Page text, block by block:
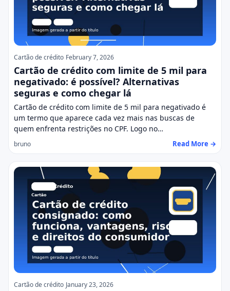
Cartão de crédito February 7, 2026
Cartão de crédito com limite de 5 mil para
negativado: é possível? Alternativas
seguras e como chegar lá
Cartão de crédito com limite de 5 mil para negativado é
um termo que aparece cada vez mais nas buscas de
quem enfrenta restrições no CPF. Logo no…
bruno Read More →
Cartão de crédito January 23, 2026